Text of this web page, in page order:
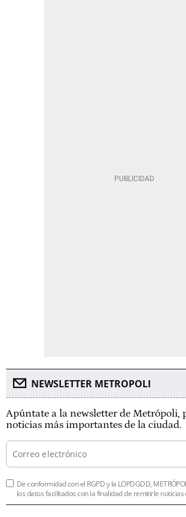
NEWSLETTER METROPOLI
Apúntate a la newsletter de Metrópoli,
noticias más importantes de la ciudad.
De conformidad con el RGPD y la LOPDGDD,
los datos facilitados con la finalidad de remitirle noticias